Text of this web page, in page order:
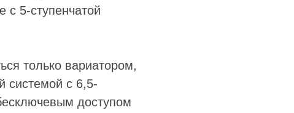
с 5-ступенчатой
только вариатором,
системой с 6,5-
доступом